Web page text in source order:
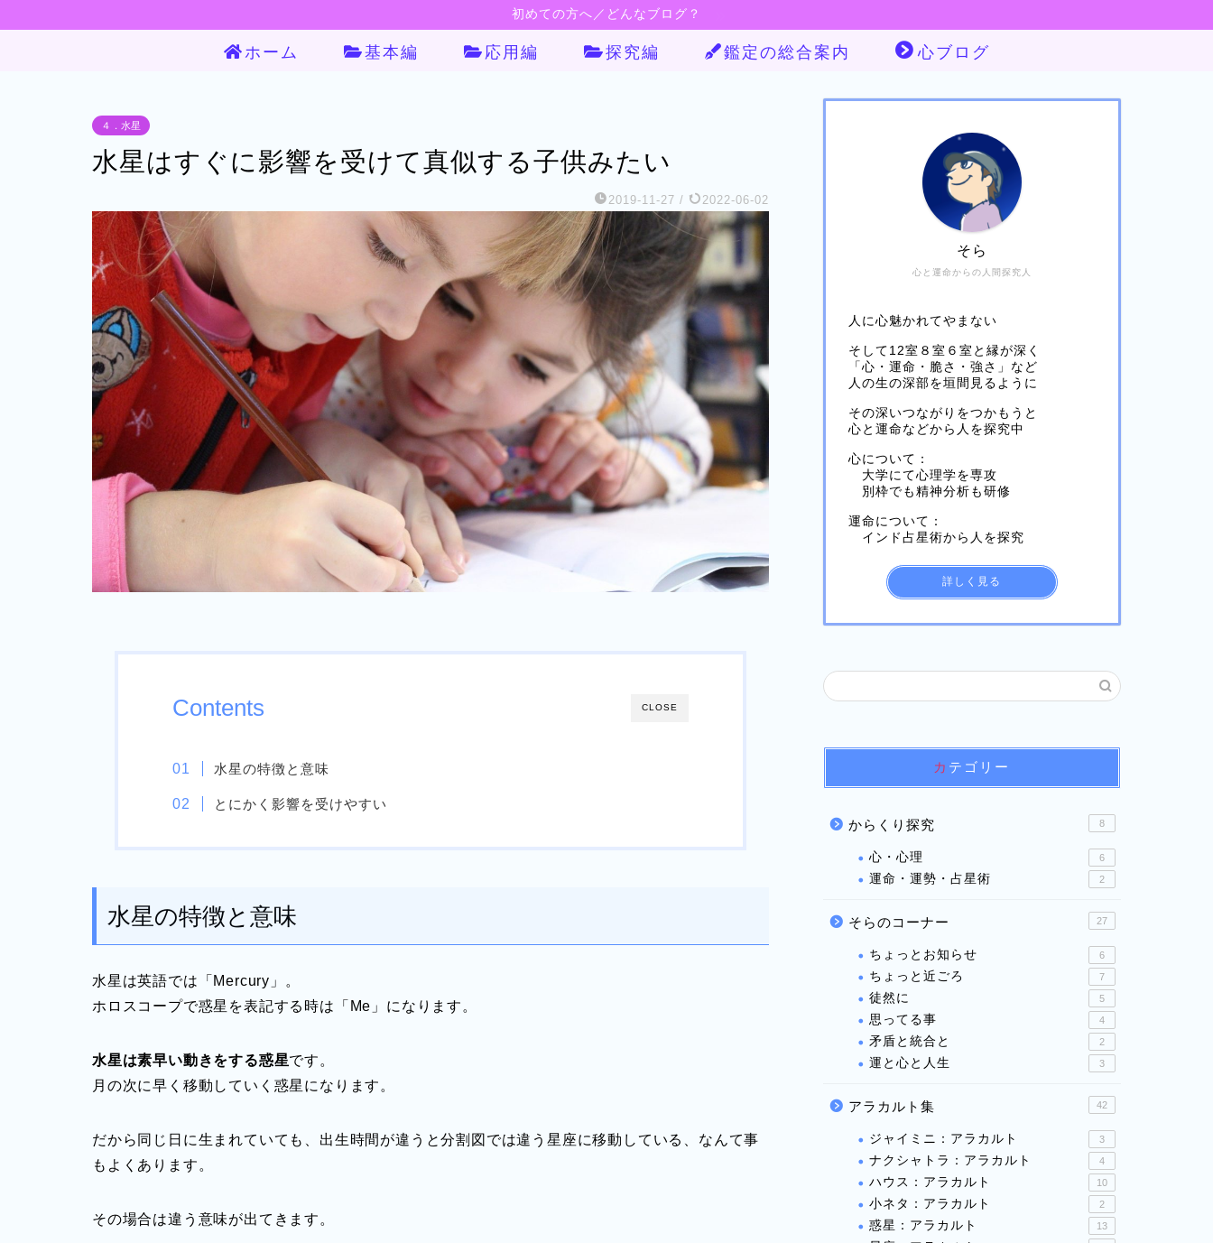
初めての方へ／どんなブログ？
ホーム 基本編 応用編 探究編 鑑定の総合案内 心ブログ
４．水星
水星はすぐに影響を受けて真似する子供みたい
2019-11-27 / 2022-06-02
CLOSE
Contents
水星の特徴と意味
とにかく影響を受けやすい
水星の特徴と意味
水星は英語では「Mercury」。
ホロスコープで惑星を表記する時は「Me」になります。
水星は素早い動きをする惑星です。
月の次に早く移動していく惑星になります。
だから同じ日に生まれていても、出生時間が違うと分割図では違う星座に移動している、なんて事
もよくあります。
その場合は違う意味が出てきます。
心と運命からの人間探究人
そら
人に心魅かれてやまない
そして12室８室６室と縁が深く
「心・運命・脆さ・強さ」など
人の生の深部を垣間見るように
その深いつながりをつかもうと
心と運命などから人を探究中
心について：
大学にて心理学を専攻
別枠でも精神分析も研修
運命について：
インド占星術から人を探究
詳しく見る
カテゴリー
からくり探究 8
心・心理 6
運命・運勢・占星術 2
そらのコーナー 27
ちょっとお知らせ 6
ちょっと近ごろ 7
徒然に 5
思ってる事 4
矛盾と統合と 2
運と心と人生 3
アラカルト集 42
ジャイミニ：アラカルト 3
ナクシャトラ：アラカルト 4
ハウス：アラカルト 10
小ネタ：アラカルト 2
惑星：アラカルト 13